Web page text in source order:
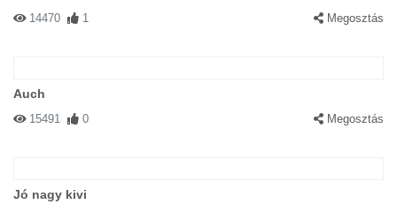
14470 1 Megosztás
Auch
15491 0 Megosztás
Jó nagy kivi